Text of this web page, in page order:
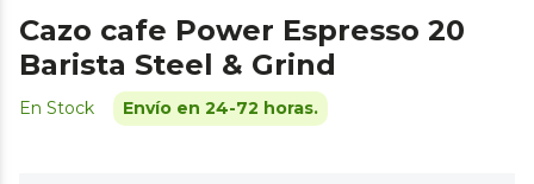
Cazo cafe Power Espresso 20
Barista Steel & Grind
En Stock Envío en 24-72 horas.